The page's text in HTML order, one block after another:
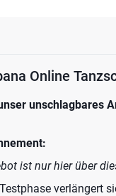
Online
unschlagbares
ist nur hier über
verlängert